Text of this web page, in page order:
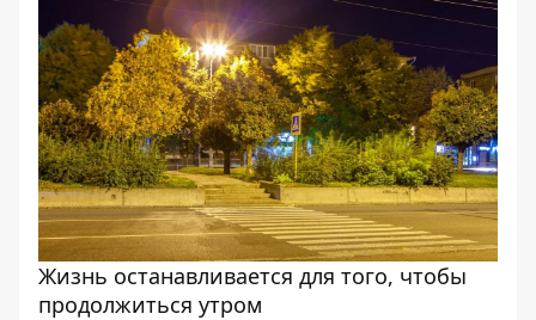
Жизнь останавливается для того, чтобы
продолжиться утром